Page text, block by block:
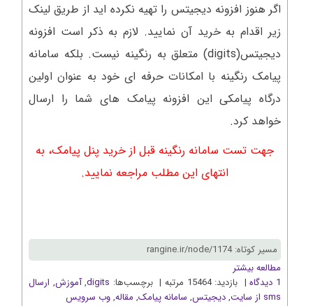
اگر هنوز افزونه دیجیتس را تهیه نکرده اید از طریق لینک
زیر اقدام به خرید آن نمایید. لازم به ذکر است افزونه
دیجیتس(digits) متعلق به رنگینه نیست. بلکه سامانه
پیامک رنگینه با امکانات حرفه ای خود به عنوان اولین
درگاه پیامکی این افزونه پیامک های شما را ارسال
خواهد کرد.
جهت تست سامانه رنگینه قبل از خرید پنل پیامک، به
انتهای این مطلب مراجعه نمایید.
مسیر کوتاه: rangine.ir/node/1174
مطالعه بیشتر
1 دیدگاه
| بازدید: 15464 مرتبه | برچسب‌ها: digits
,آموزش, ارسال
sms از سايت
,دیجیتس, سامانه پیامک, مقاله,وب سرويس